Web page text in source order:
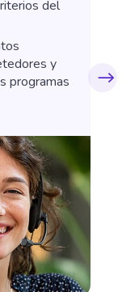
del
y
programas